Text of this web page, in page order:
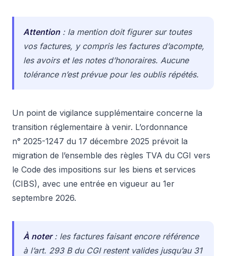
Attention: la mention doit figurer sur toutes
vos factures, y compris les factures d’acompte,
les avoirs et les notes d’honoraires. Aucune
tolérance n’est prévue pour les oublis répétés.
Un point de vigilance supplémentaire concerne la
transition réglementaire à venir. L’ordonnance
n° 2025-1247 du 17 décembre 2025 prévoit la
migration de l’ensemble des règles TVA du CGI vers
le Code des impositions sur les biens et services
(CIBS), avec une entrée en vigueur au 1er
septembre 2026.
À noter: les factures faisant encore référence
à l’art. 293 B du CGI restent valides jusqu’au 31